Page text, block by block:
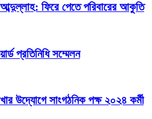
ফিরে পেতে পরিবারের আকুতি
প্রতিনিধি সম্মেলন
উদ্যোগে সাংগঠনিক পক্ষ ২০২৪ কর্মী